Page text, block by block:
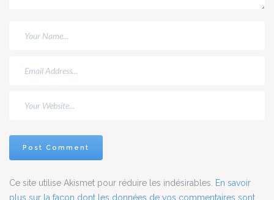
Ce site utilise Akismet pour réduire les indésirables. En savoir
plus sur la façon dont les données de vos commentaires sont